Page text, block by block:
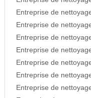
Entreprise de
Entreprise de
Entreprise de
Entreprise de
Entreprise de
Entreprise de
Entreprise de